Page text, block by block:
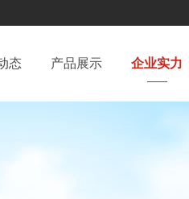
态 产品展示 企业实力